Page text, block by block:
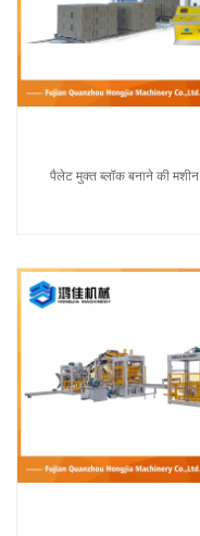
पैलेट मुक्त ब्लॉक बनाने की मशीन